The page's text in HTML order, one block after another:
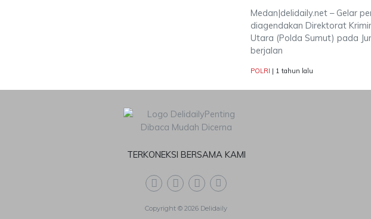
Medan|delidaily.net – Gelar
diagendakan Direktorat
Utara (Polda Sumut) pada
berjalan
POLRI | 1 tahun lalu
TERKONEKSI BERSAMA KAMI
Copyright © 2026 Delidaily